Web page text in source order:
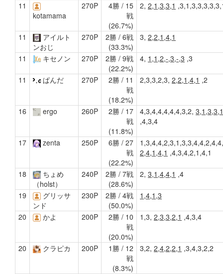
11
kotamama
270P
4勝 / 15
戦
(26.7%)
2, 2,1,3,3,1
11
アイルト
ンおじ
270P
2勝 / 6戦
(33.3%)
3, 2,2,1,4,1
11 キセノン 270P
2勝 / 9戦
(22.2%)
4, 1,1,2,-,3,-,3 ,3
11 ぱんだ 270P
2勝 / 11
戦
(18.2%)
2,3,3,2,3, 2,2,1,4,1 ,2
16 ergo 260P
2勝 / 17
戦
(11.8%)
4,3,4,4,4,4,4,3,2, 3,1,3,3,1
,4,3,4
17 zenta 250P
6勝 / 27
戦
(22.2%)
2,4,1,4,1 ,4,3,4,2,1,4,1
18
ちょめ
（holst）
240P
2勝 / 7戦
(28.6%)
2, 3,1,4,4,1 ,4
19
グリッサ
ンド
230P
2勝 / 4戦
(50.0%)
1,4,1,3
20 かよ 200P
2勝 / 10
戦
(20.0%)
1,3, 2,3,3,2,1 ,4,3,4
20 クラピカ 200P
1勝 / 12
戦
(8.3%)
3,2, 2,4,2,2,1 ,3,4,3,2,2